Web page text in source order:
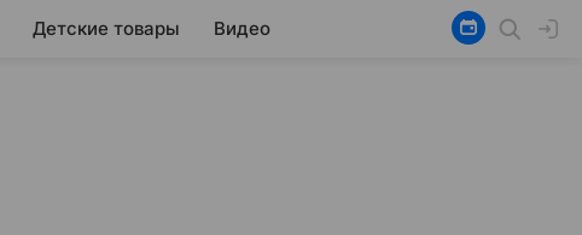
Детские товары Видео